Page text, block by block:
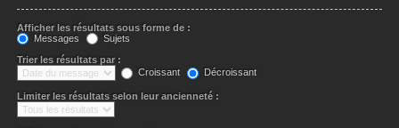
Afficher les résultats sous forme de :
Messages
Sujets
Trier les résultats par :
Croissant
Décroissant
Limiter les résultats selon leur ancienneté :